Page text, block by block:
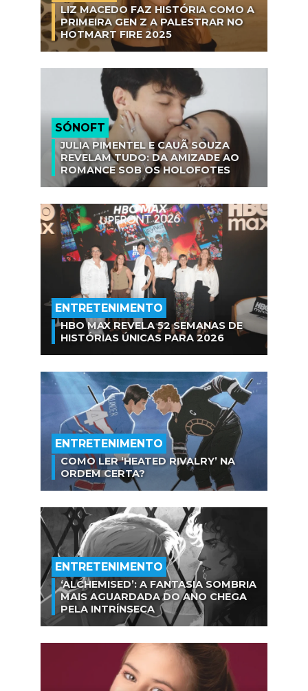
LIZ MACEDO FAZ HISTÓRIA COMO A
PRIMEIRA GEN Z A PALESTRAR NO
HOTMART FIRE 2025
SÓNOFT
JULIA PIMENTEL E CAUÃ SOUZA
REVELAM TUDO: DA AMIZADE AO
ROMANCE SOB OS HOLOFOTES
ENTRETENIMENTO
HBO MAX REVELA 52 SEMANAS DE
HISTÓRIAS ÚNICAS PARA 2026
ENTRETENIMENTO
COMO LER ‘HEATED RIVALRY’ NA
ORDEM CERTA?
ENTRETENIMENTO
‘ALCHEMISED’: A FANTASIA SOMBRIA
MAIS AGUARDADA DO ANO CHEGA
PELA INTRÍNSECA